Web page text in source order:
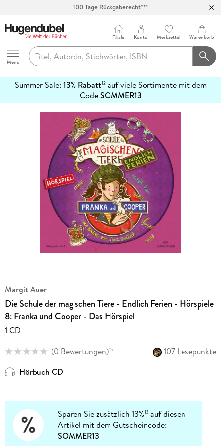
100 Tage Rückgaberecht***
Hugendubel
Menu
Filiale Konto Merkzettel Warenkorb
Summer Sale: 13% Rabatt12auf viele Sortimente mit dem
CodeSOMMER13
erfahren
Margit Auer
Die Schule der magischen Tiere - Endlich Ferien - Hörspiele
8: Franka und Cooper - Das Hörspiel
1 CD
(0 Bewertungen)15
107 Lesepunkte
Hörbuch CD
Sparen Sie zusätzlich 13%12 auf diesen
Artikel mit dem Gutscheincode:
SOMMER13